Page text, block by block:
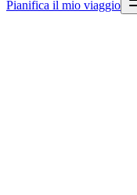
Pianifica il mio viaggio